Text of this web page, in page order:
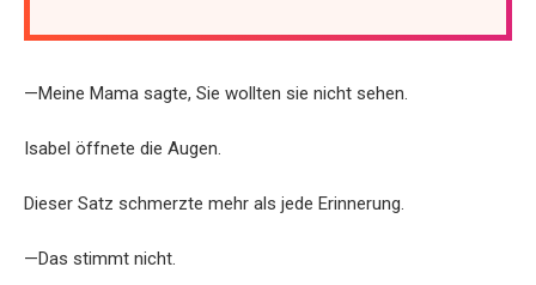
—Meine Mama sagte, Sie wollten sie nicht sehen.
Isabel öffnete die Augen.
Dieser Satz schmerzte mehr als jede Erinnerung.
—Das stimmt nicht.